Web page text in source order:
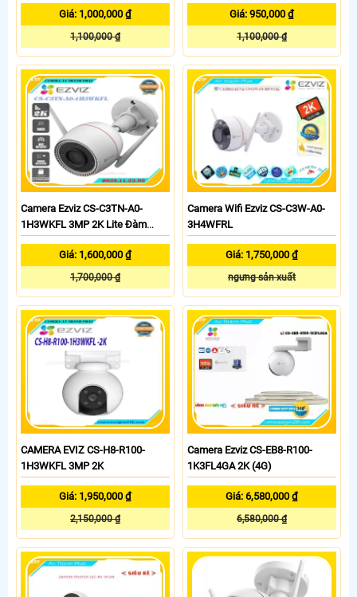
Giá: 1,000,000 ₫
1,100,000 ₫
Giá: 950,000 ₫
1,100,000 ₫
Camera Ezviz CS-C3TN-A0-
1H3WKFL 3MP 2K Lite Đàm
Giá: 1,600,000 ₫
1,700,000 ₫
Camera Wifi Ezviz CS-C3W-A0-
3H4WFRL
Giá: 1,750,000 ₫
ngưng sản xuất
CAMERA EVIZ CS-H8-R100-
1H3WKFL 3MP 2K
Giá: 1,950,000 ₫
2,150,000 ₫
Camera Ezviz CS-EB8-R100-
1K3FL4GA 2K (4G)
Giá: 6,580,000 ₫
6,580,000 ₫